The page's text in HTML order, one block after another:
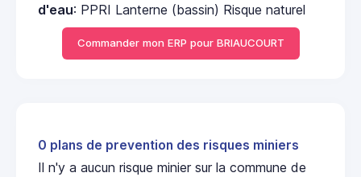
d'eau: PPRI Lanterne (bassin) Risque naturel
Commander mon ERP pour BRIAUCOURT
0 plans de prevention des risques miniers
Il n'y a aucun risque minier sur la commune de